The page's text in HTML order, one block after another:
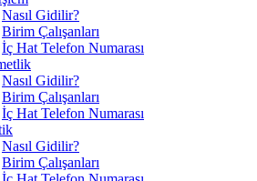
Nasıl Gidilir?
Birim Çalışanları
İç Hat Telefon Numarası
Nasıl Gidilir?
Birim Çalışanları
İç Hat Telefon Numarası
Nasıl Gidilir?
Birim Çalışanları